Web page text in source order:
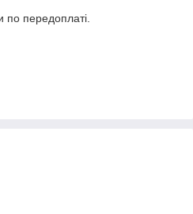
по передоплаті.